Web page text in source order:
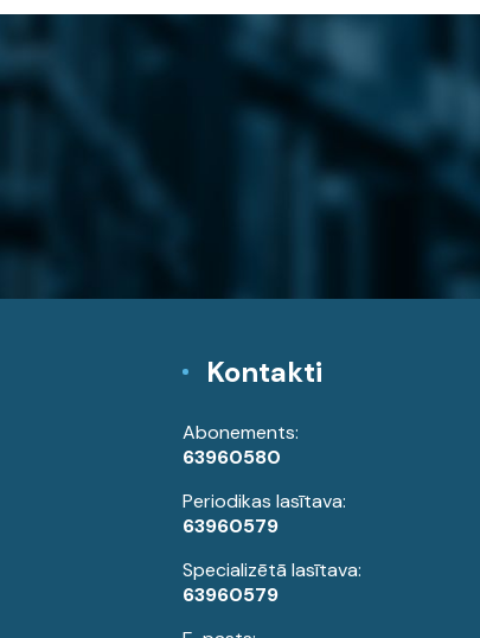
Kontakti
Abonements:
63960580
Periodikas lasītava:
63960579
Specializētā lasītava:
63960579